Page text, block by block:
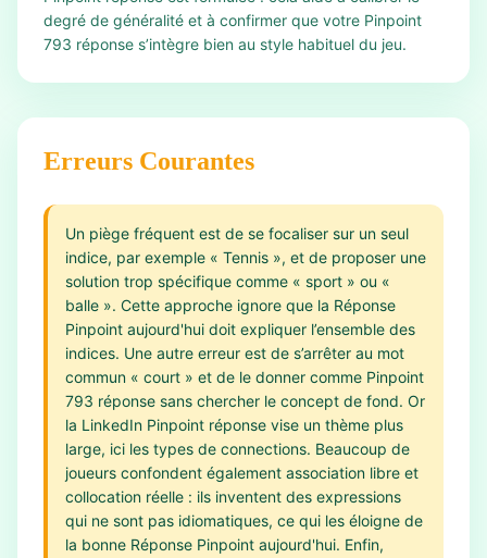
degré de généralité et à confirmer que votre Pinpoint
793 réponse s’intègre bien au style habituel du jeu.
Erreurs Courantes
Un piège fréquent est de se focaliser sur un seul
indice, par exemple « Tennis », et de proposer une
solution trop spécifique comme « sport » ou «
balle ». Cette approche ignore que la Réponse
Pinpoint aujourd'hui doit expliquer l’ensemble des
indices. Une autre erreur est de s’arrêter au mot
commun « court » et de le donner comme Pinpoint
793 réponse sans chercher le concept de fond. Or
la LinkedIn Pinpoint réponse vise un thème plus
large, ici les types de connections. Beaucoup de
joueurs confondent également association libre et
collocation réelle : ils inventent des expressions
qui ne sont pas idiomatiques, ce qui les éloigne de
la bonne Réponse Pinpoint aujourd'hui. Enfin,